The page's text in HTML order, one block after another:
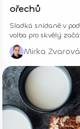
ořechů
Sladká snídaně v
volba pro skvělý
Mirka Zvarová